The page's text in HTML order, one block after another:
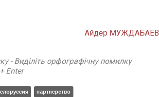
Айдер МУЖДАБАЕВ
- Виділіть орфографічну помилку
Enter
партнерство